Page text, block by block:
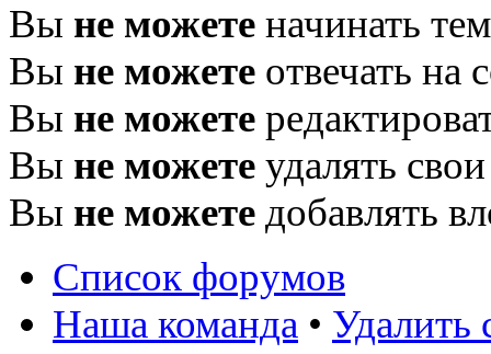
Вы не можете начинать
Вы не можете отвечать на
Вы не можете
Вы не можете удалять
Вы не можете добавлять
Список форумов
Наша команда • Удалить